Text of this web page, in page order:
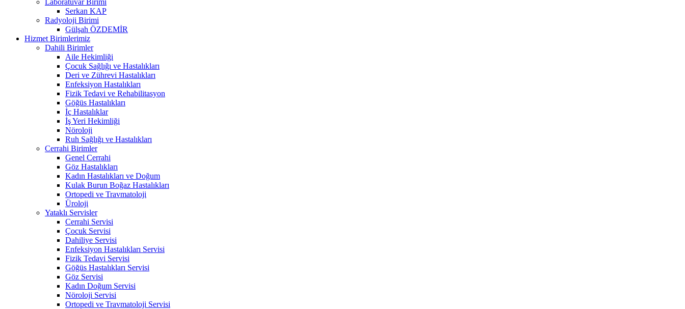
Serkan KAP
Radyoloji Birimi
Gülşah ÖZDEMİR
Hizmet Birimlerimiz
Dahili Birimler
Aile Hekimliği
Çocuk Sağlığı ve Hastalıkları
Deri ve Zührevi Hastalıkları
Enfeksiyon Hastalıkları
Fizik Tedavi ve Rehabilitasyon
Göğüs Hastalıkları
İç Hastalıklar
İş Yeri Hekimliği
Nöroloji
Ruh Sağlığı ve Hastalıkları
Cerrahi Birimler
Genel Cerrahi
Göz Hastalıkları
Kadın Hastalıkları ve Doğum
Kulak Burun Boğaz Hastalıkları
Ortopedi ve Travmatoloji
Üroloji
Yataklı Servisler
Cerrahi Servisi
Çocuk Servisi
Dahiliye Servisi
Enfeksiyon Hastalıkları Servisi
Fizik Tedavi Servisi
Göğüs Hastalıkları Servisi
Göz Servisi
Kadın Doğum Servisi
Nöroloji Servisi
Ortopedi ve Travmatoloji Servisi